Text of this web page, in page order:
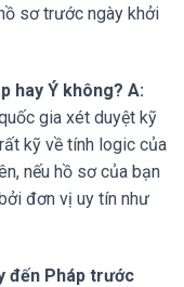
sơ trước ngày khởi
hay Ý không? A:
gia xét duyệt kỹ
kỹ về tính logic của
nếu hồ sơ của bạn
đơn vị uy tín như
đến Pháp trước